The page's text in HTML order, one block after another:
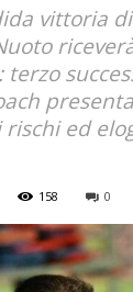
vittoria
ed
158 0